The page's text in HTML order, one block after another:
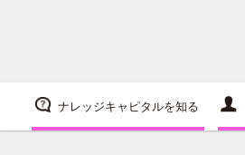
ナレッジキャピタルを知る